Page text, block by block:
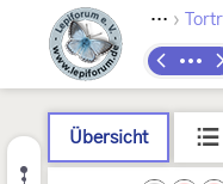
Lepidoptera ›
Übersicht